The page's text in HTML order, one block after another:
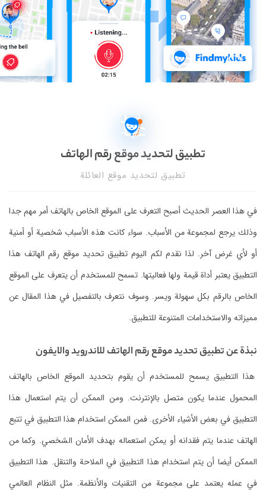
تطبيق لتحديد موقع رقم الهاتف
تطبيق لتحديد موقع العائلة
في هذا العصر الحديث أصبح التعرف على الموقع الخاص بالهاتف أمر مهم جدا
وذلك يرجع لمجموعة من الأسباب. سواء كانت هذه الأسباب شخصية أو أمنية
أو لأي غرض آخر. لذا نقدم لكم اليوم تطبيق تحديد موقع رقم الهاتف هذا
التطبيق يعتبر أداة قيمة ولها فعاليتها. تسمح للمستخدم أن يتعرف على الموقع
الخاص بالرقم بكل سهولة ويسر. وسوف نتعرف بالتفصيل في هذا المقال عن
مميزاته والاستخدامات المتنوعة للتطبيق.
نبذة عن تطبيق تحديد موقع رقم الهاتف للاندرويد والايفون
هذا التطبيق يسمح للمستخدم أن يقوم بتحديد الموقع الخاص بالهاتف
المحمول عندما يكون متصل بالإنترنت. ومن الممكن أن يتم استعمال هذا
التطبيق في بعض الأشياء الأخرى. فمن الممكن استخدام هذا التطبيق في تتبع
الهاتف عندما يتم فقدانه أو يمكن استعماله بهدف الأمان الشخصي. وكما من
الممكن أيضا أن يتم استخدام هذا التطبيق في الملاحة والتنقل. هذا التطبيق
في عمله يعتمد على مجموعة من التقنيات والأنظمة. مثل النظام العالمي